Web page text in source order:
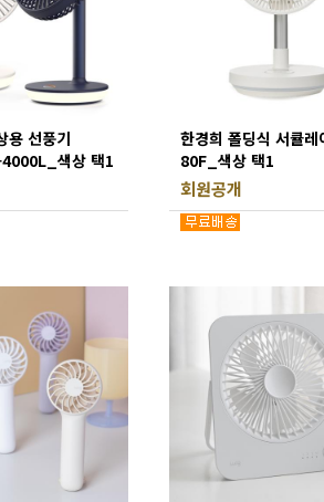
용 선풍기
색상 택1
한경희 폴딩식 서큘
80F_색상 택1
회원공개